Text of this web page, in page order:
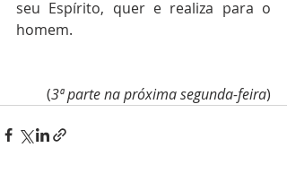
seu Espírito, quer e realiza para o
homem.
(3ª parte na próxima segunda-feira)